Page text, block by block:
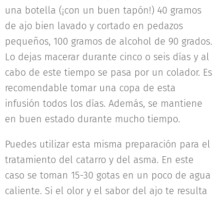
una botella (¡con un buen tapón!) 40 gramos
de ajo bien lavado y cortado en pedazos
pequeños, 100 gramos de alcohol de 90 grados.
Lo dejas macerar durante cinco o seis días y al
cabo de este tiempo se pasa por un colador. Es
recomendable tomar una copa de esta
infusión todos los días. Además, se mantiene
en buen estado durante mucho tiempo.
Puedes utilizar esta misma preparación para el
tratamiento del catarro y del asma. En este
caso se toman 15-30 gotas en un poco de agua
caliente. Si el olor y el sabor del ajo te resulta